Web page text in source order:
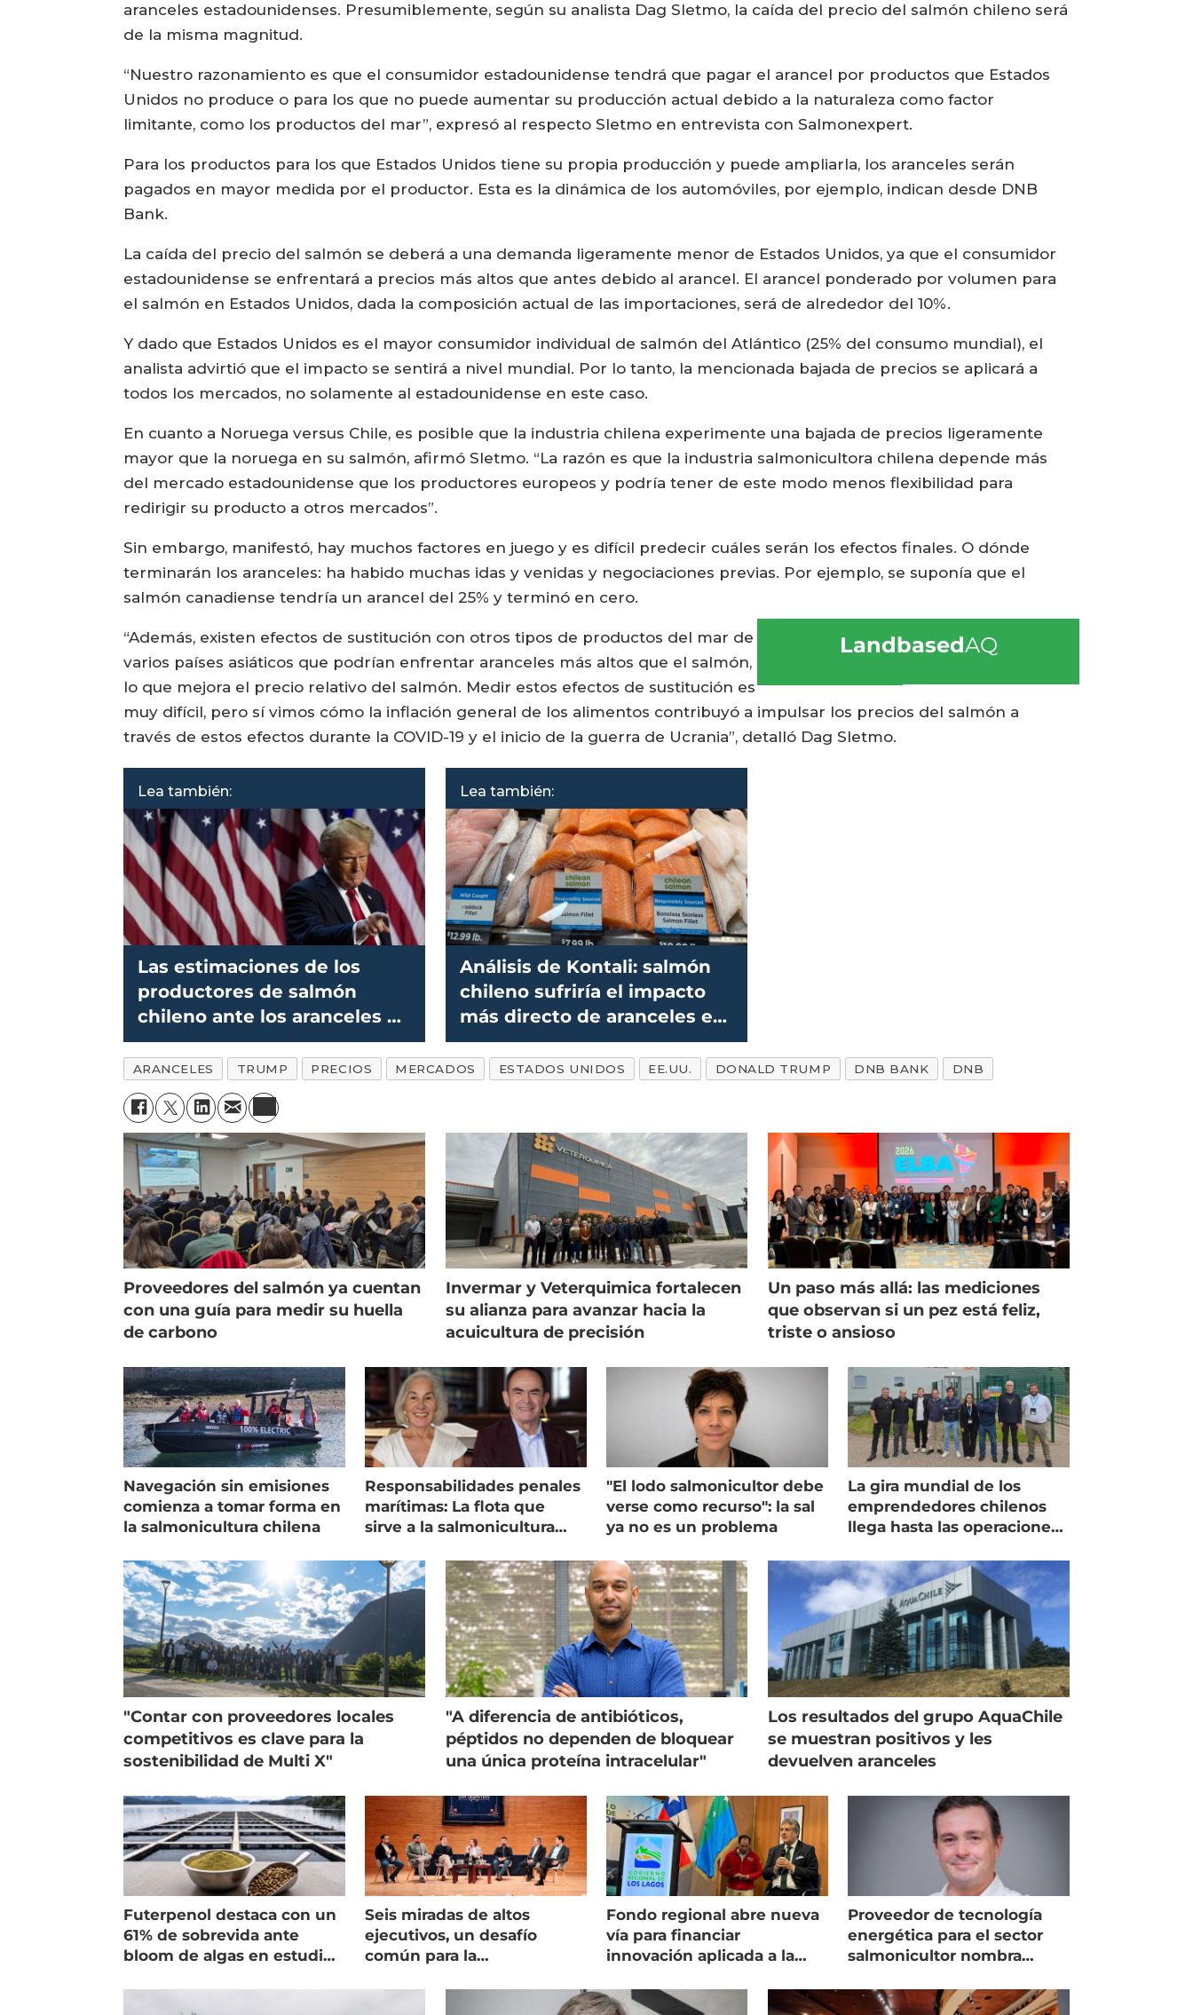
aranceles estadounidenses. Presumiblemente, según su analista Dag Sletmo, la caída del precio del salmón chileno será
de la misma magnitud.
“Nuestro razonamiento es que el consumidor estadounidense tendrá que pagar el arancel por productos que Estados
Unidos no produce o para los que no puede aumentar su producción actual debido a la naturaleza como factor
limitante, como los productos del mar”, expresó al respecto Sletmo en entrevista con Salmonexpert.
Para los productos para los que Estados Unidos tiene su propia producción y puede ampliarla, los aranceles serán
pagados en mayor medida por el productor. Esta es la dinámica de los automóviles, por ejemplo, indican desde DNB
Bank.
La caída del precio del salmón se deberá a una demanda ligeramente menor de Estados Unidos, ya que el consumidor
estadounidense se enfrentará a precios más altos que antes debido al arancel. El arancel ponderado por volumen para
el salmón en Estados Unidos, dada la composición actual de las importaciones, será de alrededor del 10%.
Y dado que Estados Unidos es el mayor consumidor individual de salmón del Atlántico (25% del consumo mundial), el
analista advirtió que el impacto se sentirá a nivel mundial. Por lo tanto, la mencionada bajada de precios se aplicará a
todos los mercados, no solamente al estadounidense en este caso.
En cuanto a Noruega versus Chile, es posible que la industria chilena experimente una bajada de precios ligeramente
mayor que la noruega en su salmón, afirmó Sletmo. “La razón es que la industria salmonicultora chilena depende más
del mercado estadounidense que los productores europeos y podría tener de este modo menos flexibilidad para
redirigir su producto a otros mercados”.
Sin embargo, manifestó, hay muchos factores en juego y es difícil predecir cuáles serán los efectos finales. O dónde
terminarán los aranceles: ha habido muchas idas y venidas y negociaciones previas. Por ejemplo, se suponía que el
salmón canadiense tendría un arancel del 25% y terminó en cero.
LandbasedAQ
“Además, existen efectos de sustitución con otros tipos de productos del mar de
varios países asiáticos que podrían enfrentar aranceles más altos que el salmón,
lo que mejora el precio relativo del salmón. Medir estos efectos de sustitución es
muy difícil, pero sí vimos cómo la inflación general de los alimentos contribuyó a impulsar los precios del salmón a
través de estos efectos durante la COVID-19 y el inicio de la guerra de Ucrania”, detalló Dag Sletmo.
Lea también:
Las estimaciones de los
productores de salmón
chileno ante los aranceles de
Trump
Lea también:
Análisis de Kontali: salmón
chileno sufriría el impacto
más directo de aranceles en
EE.UU.
ARANCELES TRUMP PRECIOS MERCADOS ESTADOS UNIDOS EE.UU. DONALD TRUMP DNB BANK DNB
Proveedores del salmón ya cuentan
con una guía para medir su huella
de carbono
Invermar y Veterquimica fortalecen
su alianza para avanzar hacia la
acuicultura de precisión
Un paso más allá: las mediciones
que observan si un pez está feliz,
triste o ansioso
Navegación sin emisiones
comienza a tomar forma en
la salmonicultura chilena
Responsabilidades penales
marítimas: La flota que
sirve a la salmonicultura
"El lodo salmonicultor debe
verse como recurso": la sal
ya no es un problema
La gira mundial de los
emprendedores chilenos
llega hasta las operaciones
"Contar con proveedores locales
competitivos es clave para la
sostenibilidad de Multi X"
"A diferencia de antibióticos,
péptidos no dependen de bloquear
una única proteína intracelular"
Los resultados del grupo AquaChile
se muestran positivos y les
devuelven aranceles
Futerpenol destaca con un
61% de sobrevida ante
bloom de algas en estudio
Seis miradas de altos
ejecutivos, un desafío
común para la
Fondo regional abre nueva
vía para financiar
innovación aplicada a la
Proveedor de tecnología
energética para el sector
salmonicultor nombra